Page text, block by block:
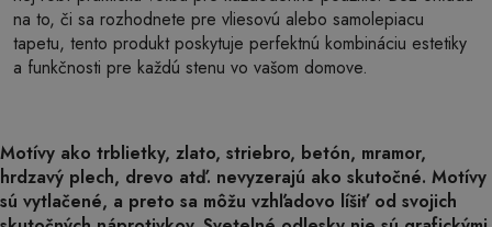
na to, či sa rozhodnete pre vliesovú alebo samolepiacu
tapetu, tento produkt poskytuje perfektnú kombináciu estetiky
a funkčnosti pre každú stenu vo vašom domove.
Motívy ako trblietky, zlato, striebro, betón, mramor,
hrdzavý plech, drevo atď. nevyzerajú ako skutočné. Motívy
sú vytlačené, a preto sa môžu vzhľadovo líšiť od svojich